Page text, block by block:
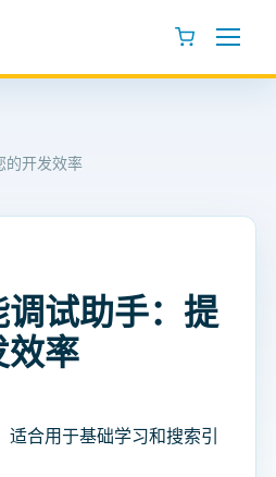
的开发效率
试助手：提
效率
合用于基础学习和搜索引